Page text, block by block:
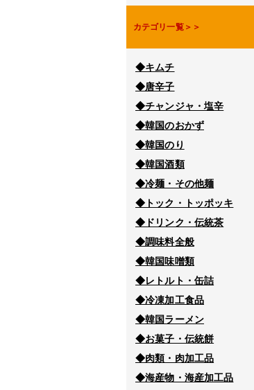
カテゴリ一覧＞＞
◆キムチ
◆唐辛子
◆チャンジャ・塩辛
◆韓国のおかず
◆韓国のり
◆韓国酒類
◆冷麺・その他麺
◆トック・トッポッキ
◆ドリンク・伝統茶
◆調味料全般
◆韓国味噌類
◆レトルト・缶詰
◆冷凍加工食品
◆韓国ラーメン
◆お菓子・伝統餅
◆肉類・肉加工品
◆海産物・海産加工品